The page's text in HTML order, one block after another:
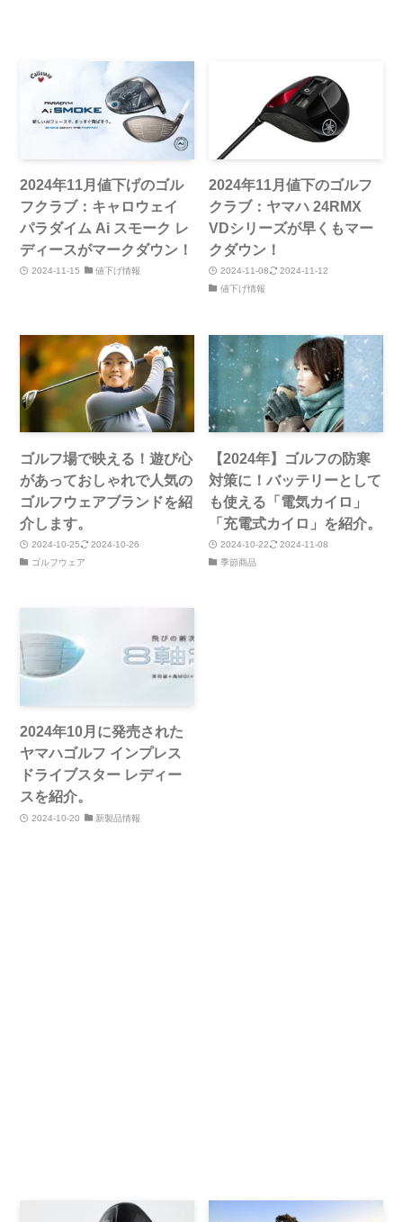
2024年11月値下げのゴル
フクラブ：キャロウェイ
パラダイム Ai スモーク レ
ディースがマークダウン！
2024-11-15 値下げ情報
2024年11月値下のゴルフ
クラブ：ヤマハ 24RMX
VDシリーズが早くもマー
クダウン！
2024-11-08
2024-11-12
値下げ情報
ゴルフ場で映える！遊び心
があっておしゃれで人気の
ゴルフウェアブランドを紹
介します。
2024-10-25
2024-10-26
ゴルフウェア
【2024年】ゴルフの防寒
対策に！バッテリーとして
も使える「電気カイロ」
「充電式カイロ」を紹介。
2024-10-22
2024-11-08
季節商品
2024年10月に発売された
ヤマハゴルフ インプレス
ドライブスター レディー
スを紹介。
2024-10-20 新製品情報